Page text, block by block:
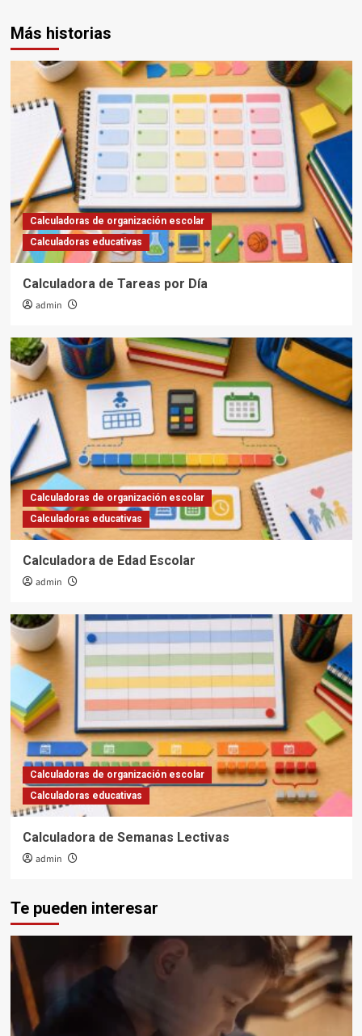
Más historias
Calculadoras de organización escolar
Calculadoras educativas
Calculadora de Tareas por Día
admin
Calculadoras de organización escolar
Calculadoras educativas
Calculadora de Edad Escolar
admin
Calculadoras de organización escolar
Calculadoras educativas
Calculadora de Semanas Lectivas
admin
Te pueden interesar